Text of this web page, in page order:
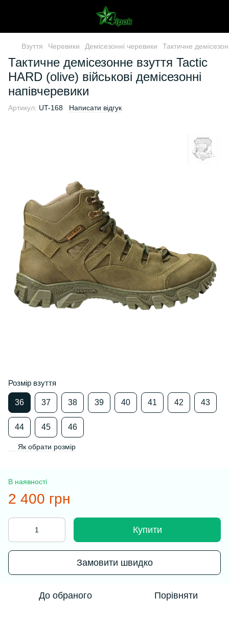
Взуття Черевики Демісезонні черевики Тактичне
Тактичне демісезонне взуття Tactic
HARD (olive) військові демісезонні
напівчеревики
Артикул: UT-168 Написати відгук
Розмір взуття
36 37 38 39 40 41 42 43
44 45 46
Як обрати розмір
В наявності
2 400 грн
Купити
Замовити швидко
До обраного Порівняти